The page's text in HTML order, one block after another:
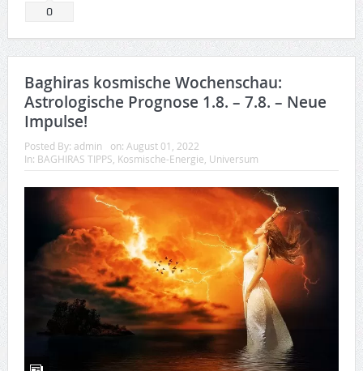
0
Baghiras kosmische Wochenschau:
Astrologische Prognose 1.8. – 7.8. – Neue
Impulse!
Posted By: admin on: August 01, 2022
In: BAGHIRAS TIPPS Kosmische-Energie Universum